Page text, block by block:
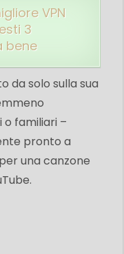
VPN
3
bene
da solo sulla sua
o familiari –
pronto a
una canzone